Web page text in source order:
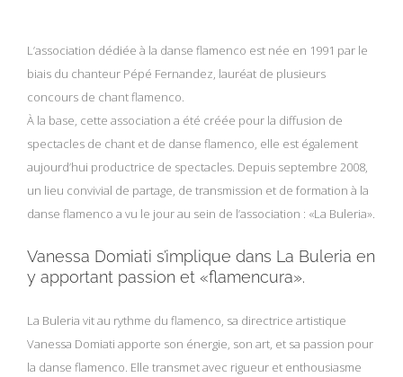
L’association dédiée à la danse flamenco est née en 1991 par le
biais du chanteur Pépé Fernandez, lauréat de plusieurs
concours de chant flamenco.
À la base, cette association a été créée pour la diffusion de
spectacles de chant et de danse flamenco, elle est également
aujourd’hui productrice de spectacles. Depuis septembre 2008,
un lieu convivial de partage, de transmission et de formation à la
danse flamenco a vu le jour au sein de l’association : «La Buleria».
Vanessa Domiati s’implique dans La Buleria en
y apportant passion et «flamencura».
La Buleria vit au rythme du flamenco, sa directrice artistique
Vanessa Domiati apporte son énergie, son art, et sa passion pour
la danse flamenco. Elle transmet avec rigueur et enthousiasme